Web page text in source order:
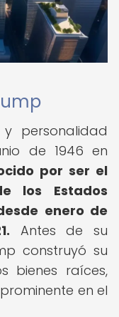
personalidad
de 1946 en
por ser el
los Estados
enero de
Antes de su
construyó su
bienes raíces,
en el